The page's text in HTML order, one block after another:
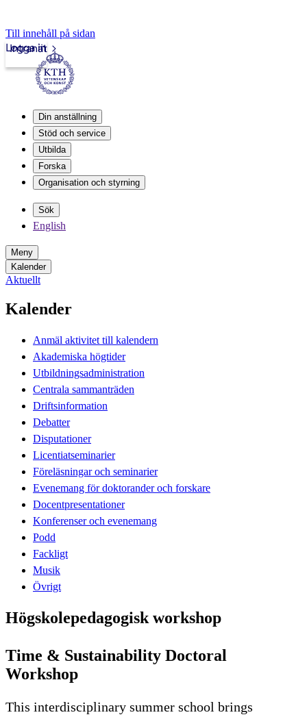
Till innehåll på sidan
Intranät
Logga in
Din anställning
Stöd och service
Utbilda
Forska
Organisation och styrning
Sök
English
Meny
Kalender
Aktuellt
Kalender
Anmäl aktivitet till kalendern
Akademiska högtider
Utbildningsadministration
Centrala sammanträden
Driftsinformation
Debatter
Disputationer
Licentiatseminarier
Föreläsningar och seminarier
Evenemang för doktorander och forskare
Docentpresentationer
Konferenser och evenemang
Podd
Fackligt
Musik
Övrigt
Högskolepedagogisk workshop
Time & Sustainability Doctoral
Workshop
This interdisciplinary summer school brings